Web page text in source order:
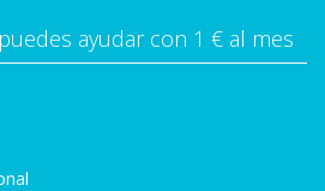
ayudar con 1 € al mes